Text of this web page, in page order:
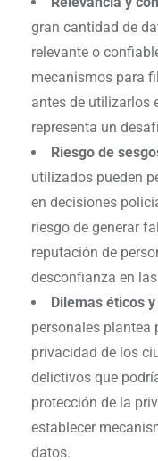
gran cantidad de
relevante o
mecanismos para
antes de utilizarlos
representa un
Riesgo de
utilizados pueden
en decisiones
riesgo de generar
reputación de
desconfianza en
Dilemas éticos
personales plantea
privacidad de los
delictivos que
protección de la
establecer
datos.